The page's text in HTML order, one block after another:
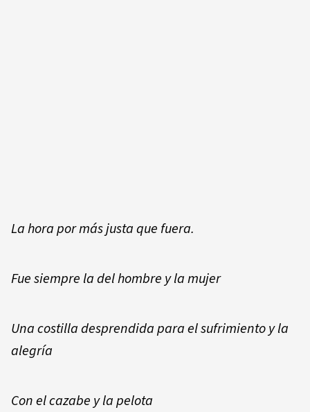
La hora por más justa que fuera.
Fue siempre la del hombre y la mujer
Una costilla desprendida para el sufrimiento y la
alegría
Con el cazabe y la pelota